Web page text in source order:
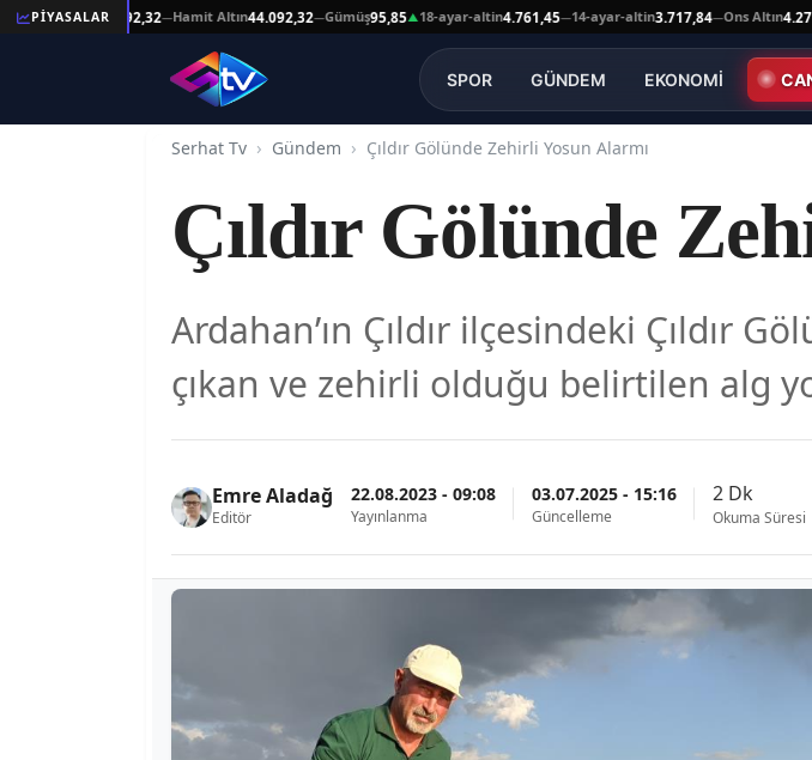
PİYASALAR
Altın44.092,32 Hamit Altın44.092,32—Gümüş95,85▲18-ayar-altin4.761,45—14-ayar-altin3.717,84—Ons Altın4.271,98▲
SPOR GÜNDEM EKONOMİ
Serhat Tv Gündem Çıldır Gölünde Zehirli Yosun Alarmı
Çıldır Gölünde
Ardahan’ın Çıldır ilçesindeki Çıldır
çıkan ve zehirli olduğu belirtilen alg
Emre Aladağ
Editör
22.08.2023 - 09:08
Yayınlanma
03.07.2025 - 15:16
Güncelleme
2 Dk
Okuma Süresi